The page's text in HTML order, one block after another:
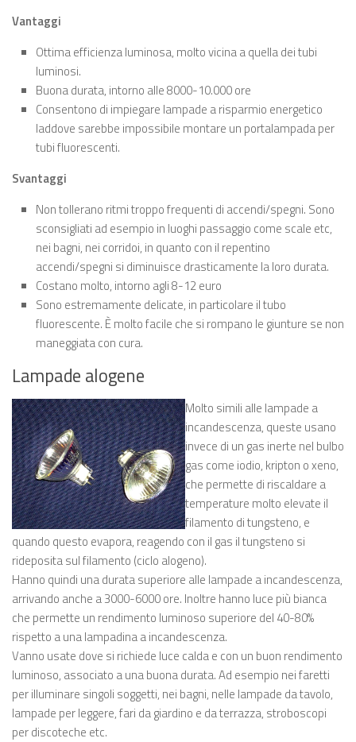
Vantaggi
Ottima efficienza luminosa, molto vicina a quella dei tubi
luminosi.
Buona durata, intorno alle 8000-10.000 ore
Consentono di impiegare lampade a risparmio energetico
laddove sarebbe impossibile montare un portalampada per
tubi fluorescenti.
Svantaggi
Non tollerano ritmi troppo frequenti di accendi/spegni. Sono
sconsigliati ad esempio in luoghi passaggio come scale etc,
nei bagni, nei corridoi, in quanto con il repentino
accendi/spegni si diminuisce drasticamente la loro durata.
Costano molto, intorno agli 8-12 euro
Sono estremamente delicate, in particolare il tubo
fluorescente. È molto facile che si rompano le giunture se non
maneggiata con cura.
Lampade alogene
Molto simili alle lampade a
incandescenza, queste usano
invece di un gas inerte nel bulbo
gas come iodio, kripton o xeno,
che permette di riscaldare a
temperature molto elevate il
filamento di tungsteno, e
quando questo evapora, reagendo con il gas il tungsteno si
rideposita sul filamento (ciclo alogeno).
Hanno quindi una durata superiore alle lampade a incandescenza,
arrivando anche a 3000-6000 ore. Inoltre hanno luce più bianca
che permette un rendimento luminoso superiore del 40-80%
rispetto a una lampadina a incandescenza.
Vanno usate dove si richiede luce calda e con un buon rendimento
luminoso, associato a una buona durata. Ad esempio nei faretti
per illuminare singoli soggetti, nei bagni, nelle lampade da tavolo,
lampade per leggere, fari da giardino e da terrazza, stroboscopi
per discoteche etc.